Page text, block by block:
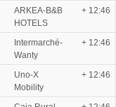
ARKEA-B&B
HOTELS
+ 12:46
Intermarché-
Wanty
+ 12:46
Uno-X
Mobility
+ 12:46